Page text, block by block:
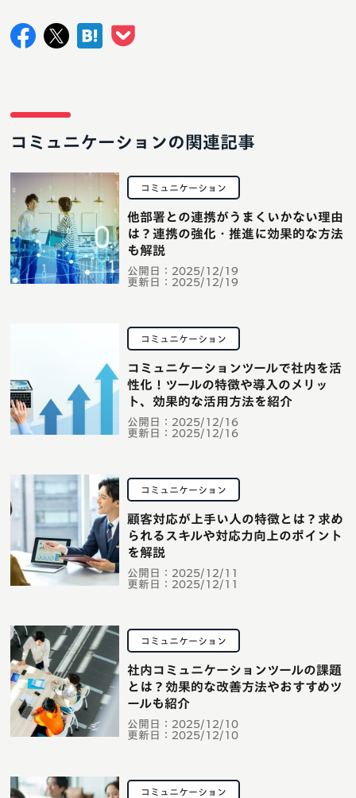
コミュニケーションの関連記事
コミュニケーション
公開日： 2025/12/19
更新日： 2025/12/19
他部署との連携がうまくいかない理由
は？連携の強化・推進に効果的な方法
も解説
コミュニケーション
公開日： 2025/12/16
更新日： 2025/12/16
コミュニケーションツールで社内を活
性化！ツールの特徴や導入のメリッ
ト、効果的な活用方法を紹介
コミュニケーション
公開日： 2025/12/11
更新日： 2025/12/11
顧客対応が上手い人の特徴とは？求め
られるスキルや対応力向上のポイント
を解説
コミュニケーション
公開日： 2025/12/10
更新日： 2025/12/10
社内コミュニケーションツールの課題
とは？効果的な改善方法やおすすめツ
ールも紹介
コミュニケーション